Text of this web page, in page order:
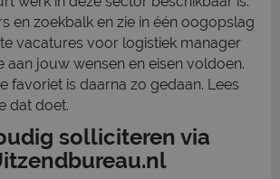
en zoekbalk en zie in één oogopslag
vacatures voor logistiek manager
aan jouw wensen en eisen voldoen.
favoriet is daarna zo gedaan. Lees
dat doet.
solliciteren via